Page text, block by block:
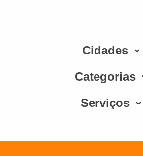
Cidades
Categorias
Serviços